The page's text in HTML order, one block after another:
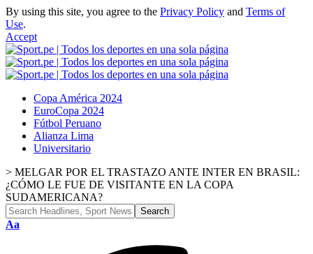
By using this site, you agree to the Privacy Policy and Terms of
Use.
Accept
Copa América 2024
EuroCopa 2024
Fútbol Peruano
Alianza Lima
Universitario
> MELGAR POR EL TRASTAZO ANTE INTER EN BRASIL:
¿CÓMO LE FUE DE VISITANTE EN LA COPA
SUDAMERICANA?
Font
Aa